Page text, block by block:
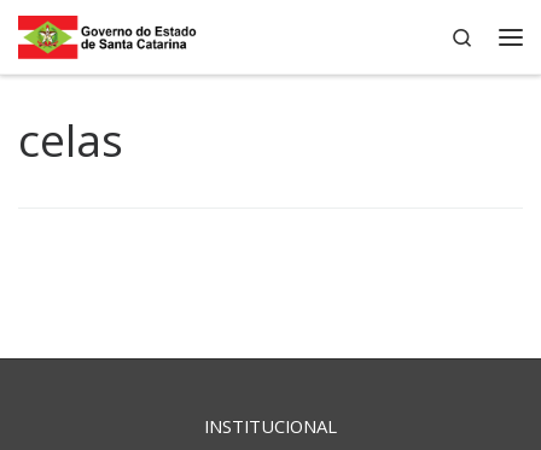
Skip to content
Search
celas
INSTITUCIONAL